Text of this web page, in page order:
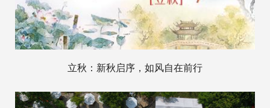
立秋：新秋启序，如风自在前行